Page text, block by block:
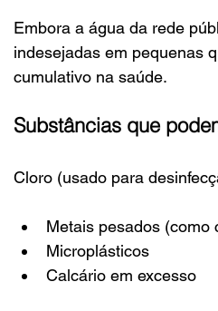
Embora a água da rede
indesejadas em pequenas
cumulativo na saúde.
Substâncias que
Cloro (usado para
Metais pesados (como
Microplásticos
Calcário em excesso